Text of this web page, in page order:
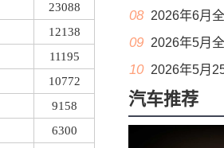
23088
12138
11195
10772
9158
6300
08 2026年6月全国
09 2026年5月全国
10 2026年5月25-
汽车推荐